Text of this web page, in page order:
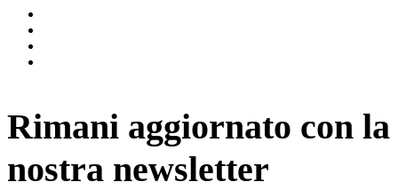
Rimani aggiornato con la
nostra newsletter